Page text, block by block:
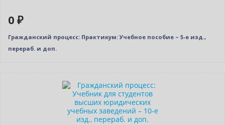
0 ₽
Гражданский процесс: Практикум: Учебное пособие – 5-е изд.,
перераб. и доп.